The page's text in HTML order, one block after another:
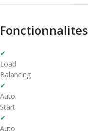
Fonctionnalites
✔
Load
Balancing
✔
Auto
Start
✔
Auto